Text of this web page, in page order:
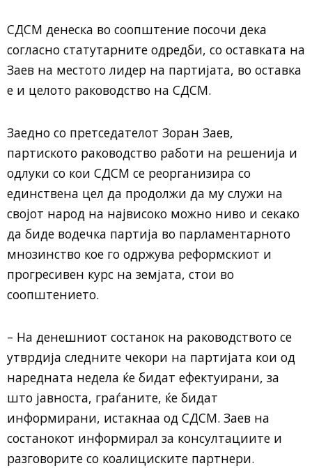
СДСМ денеска во соопштение посочи дека
согласно статутарните одредби, со оставката на
Заев на местото лидер на партијата, во оставка
е и целото раководство на СДСМ.
Заедно со претседателот Зоран Заев,
партиското раководство работи на решенија и
одлуки со кои СДСМ се реорганизира со
единствена цел да продолжи да му служи на
својот народ на највисоко можно ниво и секако
да биде водечка партија во парламентарното
мнозинство кое го одржува реформскиот и
прогресивен курс на земјата, стои во
соопштението.
– На денешниот состанок на раководството се
утврдија следните чекори на партијата кои од
наредната недела ќе бидат ефектуирани, за
што јавноста, граѓаните, ќе бидат
информирани, истакнаа од СДСМ. Заев на
состанокот информирал за консултациите и
разговорите со коалициските партнери.